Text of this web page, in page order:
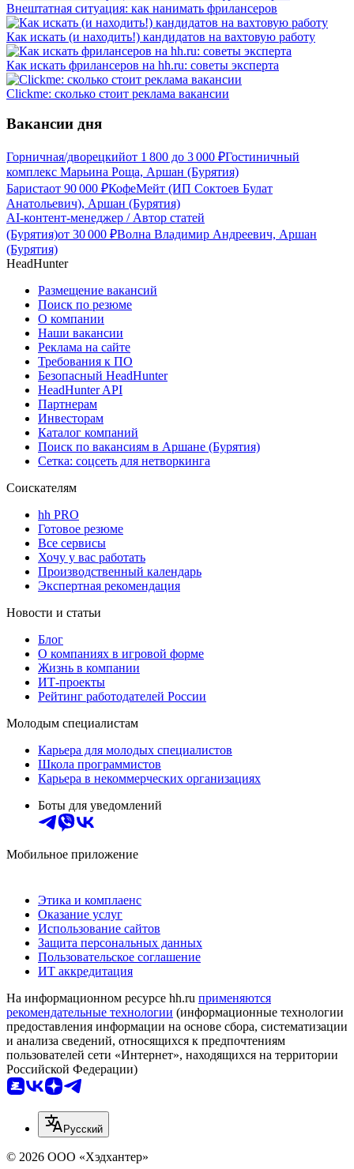
Внештатная ситуация: как нанимать фрилансеров
Как искать (и находить!) кандидатов на вахтовую работу
Как искать фрилансеров на hh.ru: советы эксперта
Clickme: сколько стоит реклама вакансии
Вакансии дня
Горничная/дворецкийот 1 800 до 3 000 ₽Гостиничный
комплекс Марьина Роща, Аршан (Бурятия)
Баристаот 90 000 ₽КофеМейт (ИП Соктоев Булат
Анатольевич), Аршан (Бурятия)
AI-контент-менеджер / Автор статей
(Бурятия)от 30 000 ₽Волна Владимир Андреевич, Аршан
(Бурятия)
HeadHunter
Размещение вакансий
Поиск по резюме
О компании
Наши вакансии
Реклама на сайте
Требования к ПО
Безопасный HeadHunter
HeadHunter API
Партнерам
Инвесторам
Каталог компаний
Поиск по вакансиям в Аршане (Бурятия)
Сетка: соцсеть для нетворкинга
Соискателям
hh PRO
Готовое резюме
Все сервисы
Хочу у вас работать
Производственный календарь
Экспертная рекомендация
Новости и статьи
Блог
О компаниях в игровой форме
Жизнь в компании
ИТ-проекты
Рейтинг работодателей России
Молодым специалистам
Карьера для молодых специалистов
Школа программистов
Карьера в некоммерческих организациях
Боты для уведомлений
Мобильное приложение
Этика и комплаенс
Оказание услуг
Использование сайтов
Защита персональных данных
Пользовательское соглашение
ИТ аккредитация
На информационном ресурсе hh.ru применяются
рекомендательные технологии (информационные технологии
предоставления информации на основе сбора, систематизации
и анализа сведений, относящихся к предпочтениям
пользователей сети «Интернет», находящихся на территории
Российской Федерации)
Русский
© 2026 ООО «Хэдхантер»